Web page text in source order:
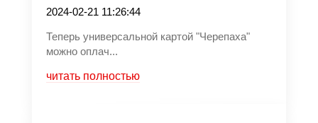
2024-02-21 11:26:44
Теперь универсальной картой "Черепаха"
можно оплач...
читать полностью